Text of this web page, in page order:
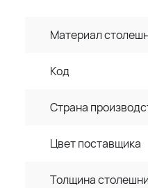
Материал
Код
Страна
Цвет поставщика
Толщина